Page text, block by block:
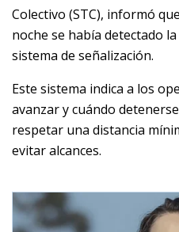
Colectivo (STC), informó
noche se había detectado
sistema de señalización.
Este sistema indica a los
avanzar y cuándo
respetar una distancia
evitar alcances.